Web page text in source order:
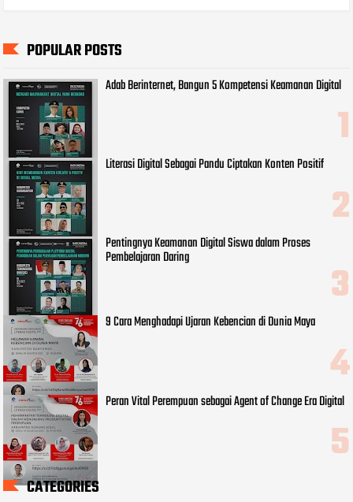
POPULAR POSTS
Adab Berinternet, Bangun 5 Kompetensi Keamanan Digital
Literasi Digital Sebagai Pandu Ciptakan Konten Positif
Pentingnya Keamanan Digital Siswa dalam Proses
Pembelajaran Daring
9 Cara Menghadapi Ujaran Kebencian di Dunia Maya
Peran Vital Perempuan sebagai Agent of Change Era Digital
CATEGORIES